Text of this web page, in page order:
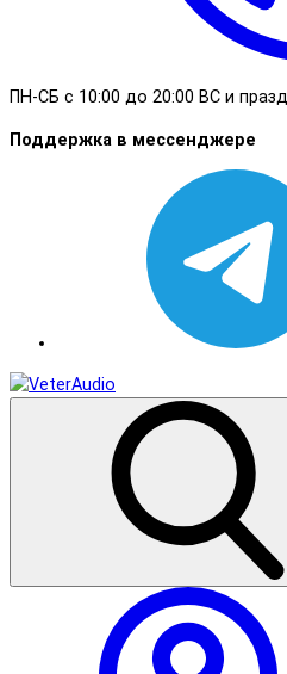
ПН-СБ с 10:00 до 20:00 ВС и
Поддержка в мессенджере